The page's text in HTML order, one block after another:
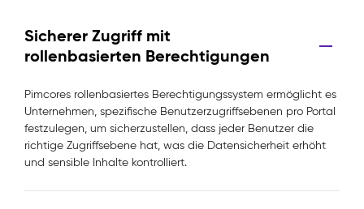
Sicherer Zugriff mit
rollenbasierten Berechtigungen
Pimcores rollenbasiertes Berechtigungssystem ermöglicht es
Unternehmen, spezifische Benutzerzugriffsebenen pro Portal
festzulegen, um sicherzustellen, dass jeder Benutzer die
richtige Zugriffsebene hat, was die Datensicherheit erhöht
und sensible Inhalte kontrolliert.